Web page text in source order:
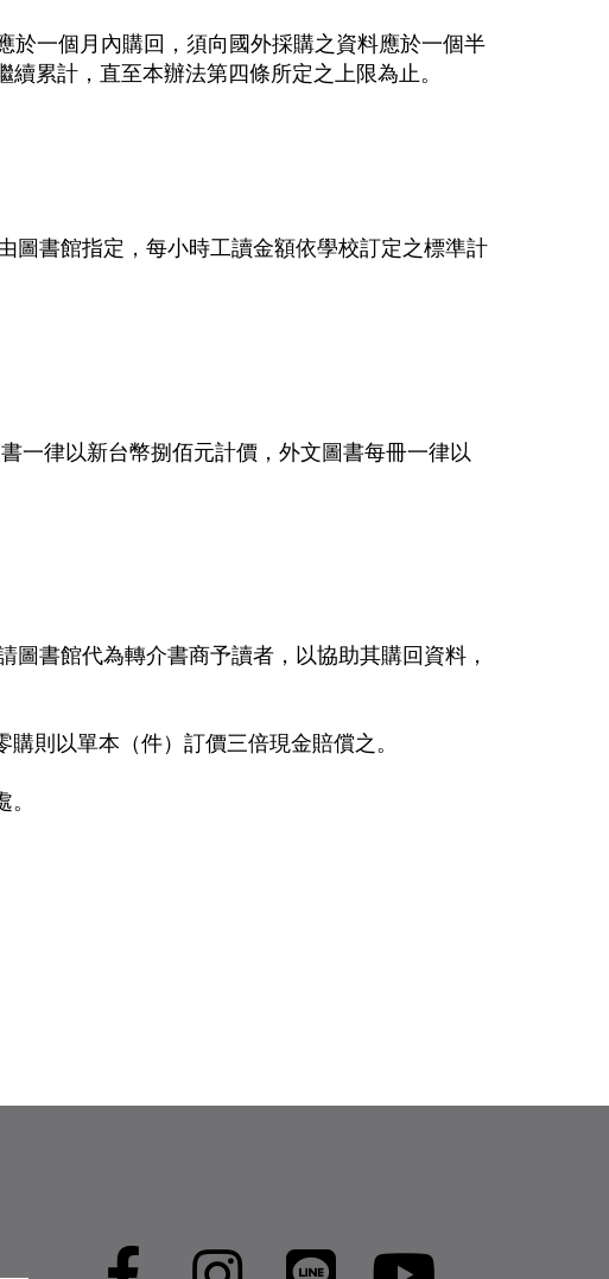
一個月內購回，須向國外採購之資料應於一個半
累計，直至本辦法第四條所定之上限為止。
圖書館指定，每小時工讀金額依學校訂定之標準計
一律以新台幣捌佰元計價，外文圖書每冊一律以
書館代為轉介書商予讀者，以協助其購回資料，
則以單本（件）訂價三倍現金賠償之。